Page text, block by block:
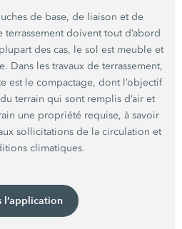
de base, de liaison et de
terrassement doivent tout d’abord
des cas, le sol est meuble et
Dans les travaux de terrassement,
est le compactage, dont l’objectif
terrain qui sont remplis d’air et
une propriété requise, à savoir
sollicitations de la circulation et
climatiques.
l’application